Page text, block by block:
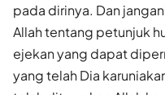
pada dirinya. Dan
Allah tentang petunjuk
ejekan yang dapat
yang telah Dia